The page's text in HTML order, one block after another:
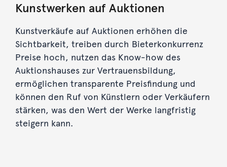
Kunstwerken auf Auktionen
Kunstverkäufe auf Auktionen erhöhen die
Sichtbarkeit, treiben durch Bieterkonkurrenz
Preise hoch, nutzen das Know-how des
Auktionshauses zur Vertrauensbildung,
ermöglichen transparente Preisfindung und
können den Ruf von Künstlern oder Verkäufern
stärken, was den Wert der Werke langfristig
steigern kann.